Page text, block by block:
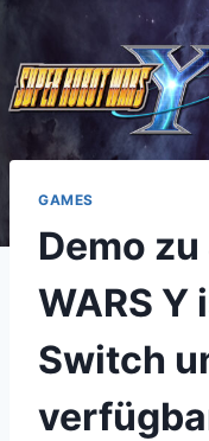
GAMES
Demo zu
WARS
Switch